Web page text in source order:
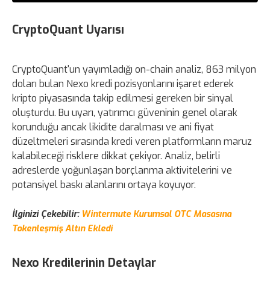
CryptoQuant Uyarısı
CryptoQuant'un yayımladığı on-chain analiz, 863 milyon
doları bulan Nexo kredi pozisyonlarını işaret ederek
kripto piyasasında takip edilmesi gereken bir sinyal
oluşturdu. Bu uyarı, yatırımcı güveninin genel olarak
korunduğu ancak likidite daralması ve ani fiyat
düzeltmeleri sırasında kredi veren platformların maruz
kalabileceği risklere dikkat çekiyor. Analiz, belirli
adreslerde yoğunlaşan borçlanma aktivitelerini ve
potansiyel baskı alanlarını ortaya koyuyor.
İlginizi Çekebilir: Wintermute Kurumsal OTC Masasına
Tokenleşmiş Altın Ekledi
Nexo Kredilerinin Detaylar